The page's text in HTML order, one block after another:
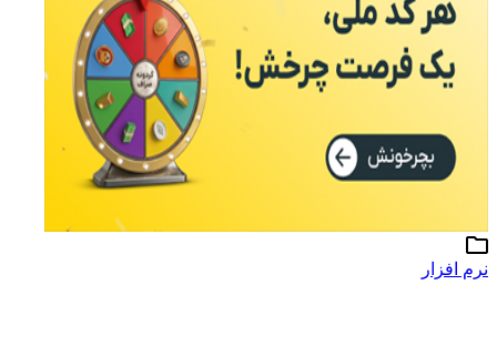
نرم افزار